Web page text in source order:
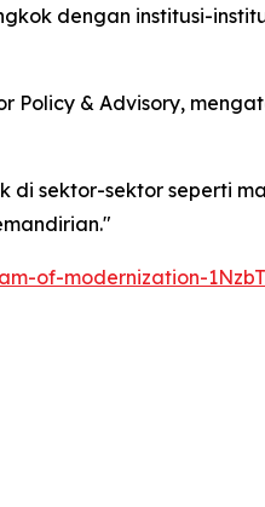
dengan institusi-
Policy & Advisory,
sektor-sektor seperti
of-modernization-